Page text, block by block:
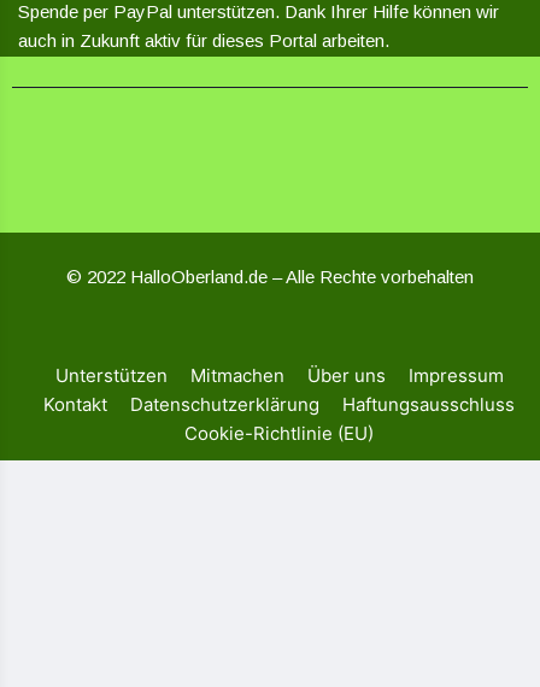
Spende per PayPal unterstützen. Dank Ihrer Hilfe können wir
auch in Zukunft aktiv für dieses Portal arbeiten.
© 2022 HalloOberland.de – Alle Rechte vorbehalten
Unterstützen Mitmachen Über uns
Impressum
Kontakt
Datenschutzerklärung
Haftungsausschluss
Cookie-Richtlinie (EU)